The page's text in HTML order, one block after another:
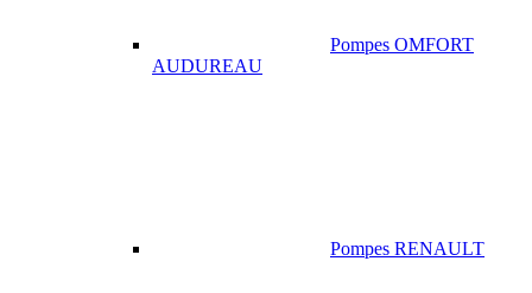
Pompes OMFORT
AUDUREAU
Pompes RENAULT